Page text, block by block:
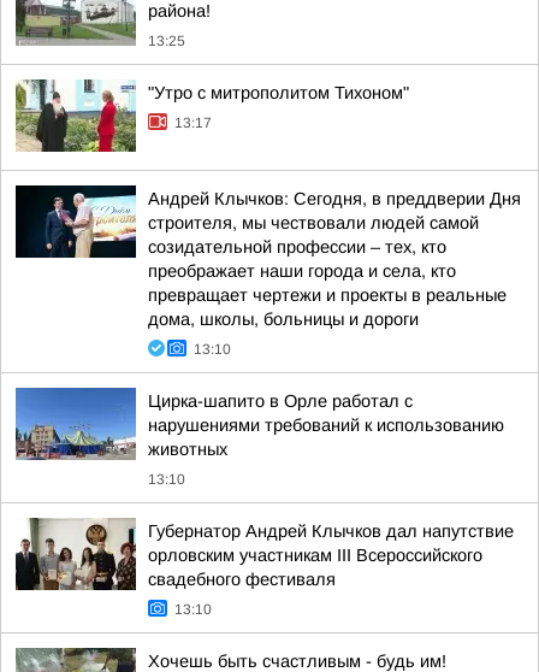
района!
13:25
"Утро с митрополитом Тихоном"
13:17
Андрей Клычков: Сегодня, в преддверии Дня
строителя, мы чествовали людей самой
созидательной профессии – тех, кто
преображает наши города и села, кто
превращает чертежи и проекты в реальные
дома, школы, больницы и дороги
13:10
Цирка-шапито в Орле работал с
нарушениями требований к использованию
животных
13:10
Губернатор Андрей Клычков дал напутствие
орловским участникам III Всероссийского
свадебного фестиваля
13:10
Хочешь быть счастливым - будь им!